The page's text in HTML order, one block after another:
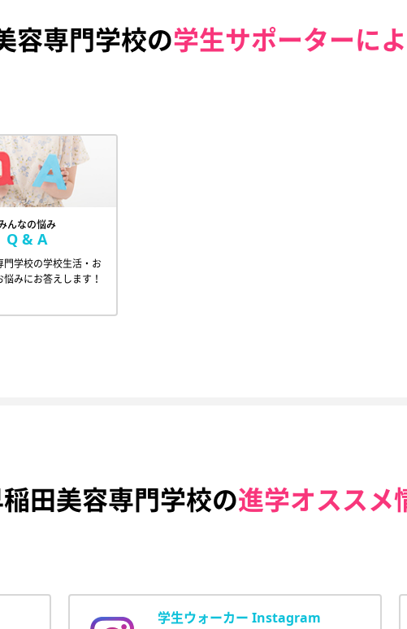
容専門学校の学生サポーターに
んなの悩み
Q & A
門学校の学校生活・お
みにお答えします！
田美容専門学校の進学オススメ
学生ウォーカー Instagram